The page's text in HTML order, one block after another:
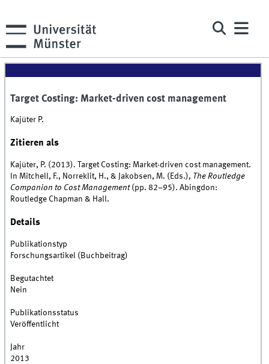
Target Costing: Market-driven cost management
Kajüter P.
Zitieren als
Kajüter, P. (2013). Target Costing: Market-driven cost management.
In Mitchell, F., Norreklit, H., & Jakobsen, M. (Eds.), The Routledge
Companion to Cost Management(pp. 82–95). Abingdon:
Routledge Chapman & Hall.
Details
Publikationstyp
Forschungsartikel (Buchbeitrag)
Begutachtet
Nein
Publikationsstatus
Veröffentlicht
Jahr
2013